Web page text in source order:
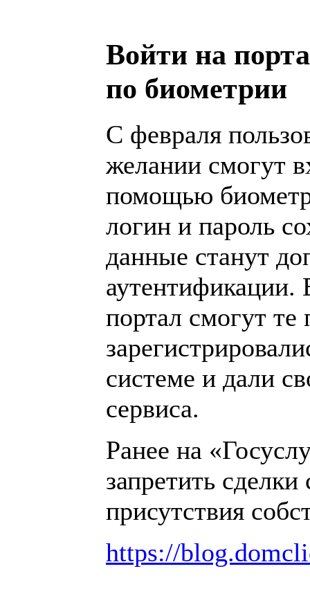
Войти на
по биометрии
С февраля
желании смогут
помощью
логин и пароль
данные станут
аутентификации.
портал смогут те
системе и дали
сервиса.
Ранее на
запретить
присутствия
https://